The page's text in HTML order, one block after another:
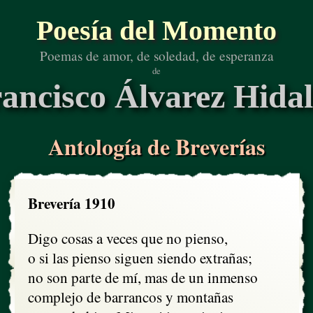
Poesía del Momento
Poemas de amor, de soledad, de esperanza
de
Álvarez
Antología de Breverías
Brevería 1910
Digo cosas a veces que no pienso,
o si las pienso siguen siendo extrañas;
no son parte de mí, mas de un inmenso
complejo de barrancos y montañas